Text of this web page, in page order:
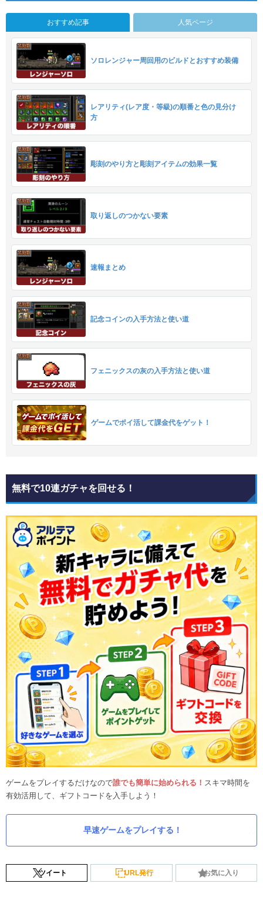
おすすめ記事 人気ページ
ソロレンジャー周回用のビルドとおすすめ装備
レアリティ(レア度・等級)の順番と色の見分け
方
彫刻のやり方と彫刻アイテムの効果一覧
取り返しのつかない要素
速報まとめ
記念コインの入手方法と使い道
フェニックスの灰の入手方法と使い道
ゲームでポイ活して課金代をゲット！
無料で10連ガチャを回せる！
ゲームをプレイするだけなので誰でも簡単に始められる！ スキマ時間を
有効活用して、ギフトコードを入手しよう！
早速ゲームをプレイする！
ツイート URL発行 お気に入り